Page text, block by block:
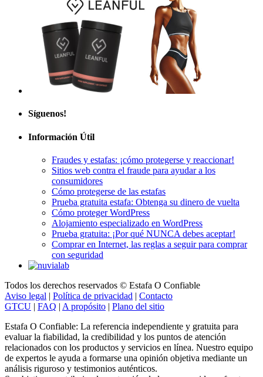
Síguenos!
Información Útil
Fraudes y estafas: ¡cómo protegerse y reaccionar!
Sitios web contra el fraude para ayudar a los
consumidores
Cómo protegerse de las estafas
Prueba gratuita estafa: Obtenga su dinero de vuelta
Cómo proteger WordPress
Alojamiento especializado en WordPress
Prueba gratuita: ¡Por qué NUNCA debes aceptar!
Comprar en Internet, las reglas a seguir para comprar
con seguridad
Todos los derechos reservados © Estafa O Confiable
Aviso legal | Política de privacidad | Contacto
GTCU | FAQ | A propósito | Plano del sitio
Estafa O Confiable: La referencia independiente y gratuita para
evaluar la fiabilidad, la credibilidad y los puntos de atención
relacionados con los productos y servicios en línea. Nuestro equipo
de expertos le ayuda a formarse una opinión objetiva mediante un
análisis riguroso y testimonios auténticos.